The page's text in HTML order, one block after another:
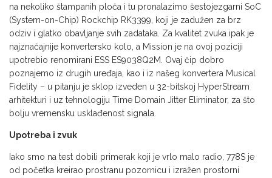
na nekoliko štampanih ploča i tu pronalazimo šestojezgarni SoC
(System-on-Chip) Rockchip RK3399, koji je zadužen za brz
odziv i glatko obavljanje svih zadataka. Za kvalitet zvuka ipak je
najznačajnije konvertersko kolo, a Mission je na ovoj poziciji
upotrebio renomirani ESS ES9038Q2M. Ovaj čip dobro
poznajemo iz drugih uređaja, kao i iz našeg konvertera Musical
Fidelity – u pitanju je sklop izveden u 32-bitskoj HyperStream
arhitekturi i uz tehnologiju Time Domain Jitter Eliminator, za što
bolju vremensku usklađenost signala.
Upotreba i zvuk
Iako smo na test dobili primerak koji je vrlo malo radio, 778S je
od početka kreirao prostranu pozornicu i izražen prostorni